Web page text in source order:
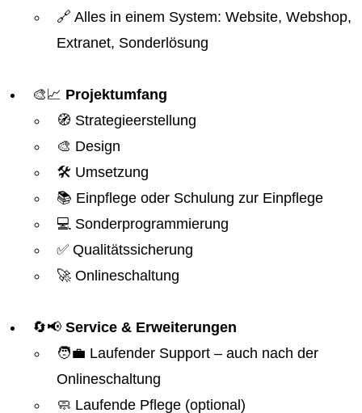
🔗 Alles in einem System: Website, Webshop,
Extranet, Sonderlösung
🎨📈 Projektumfang
🧭 Strategieerstellung
🎨 Design
🛠️ Umsetzung
📚 Einpflege oder Schulung zur Einpflege
💻 Sonderprogrammierung
✅ Qualitätssicherung
🚀 Onlineschaltung
🔄📢 Service & Erweiterungen
🧑‍💼 Laufender Support – auch nach der
Onlineschaltung
🧼 Laufende Pflege (optional)